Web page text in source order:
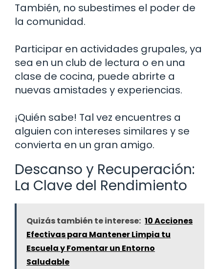
También, no subestimes el poder de
la comunidad.
Participar en actividades grupales, ya
sea en un club de lectura o en una
clase de cocina, puede abrirte a
nuevas amistades y experiencias.
¡Quién sabe! Tal vez encuentres a
alguien con intereses similares y se
convierta en un gran amigo.
Descanso y Recuperación:
La Clave del Rendimiento
Quizás también te interese: 10 Acciones
Efectivas para Mantener Limpia tu
Escuela y Fomentar un Entorno
Saludable